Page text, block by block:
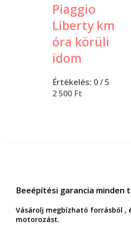
Piaggio
Liberty km
óra körüli
idom
Értékelés: 0/ 5
2 500 Ft
Beeépítési garancia minden
Vásárolj megbízható forrásból ,
motorozást.